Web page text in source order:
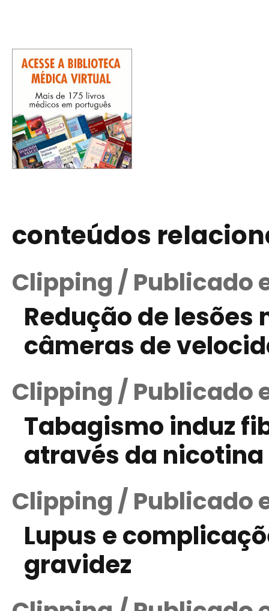
conteúdos
Clipping / Publicado
Redução de
câmeras de
Clipping / Publicado
Tabagismo induz
através da nicotina
Clipping / Publicado
Lupus e
gravidez